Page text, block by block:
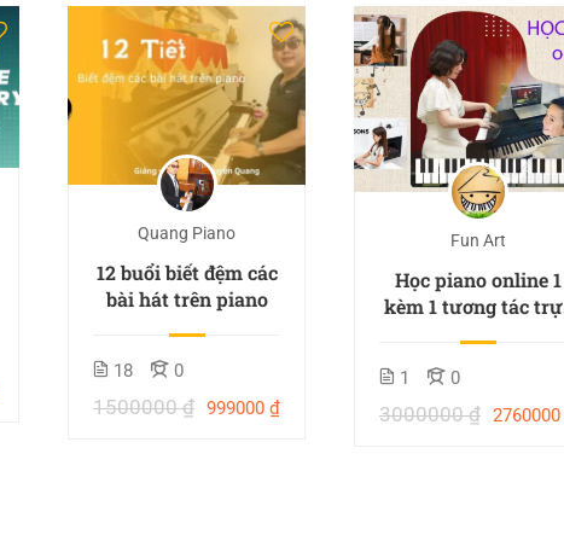
Quang Piano
12 buổi biết đệm các
bài hát trên piano
18 0
1500000 ₫ 999000 ₫
Fun Art
Học piano online 1
kèm 1 tương tác
1 0
3000000 ₫